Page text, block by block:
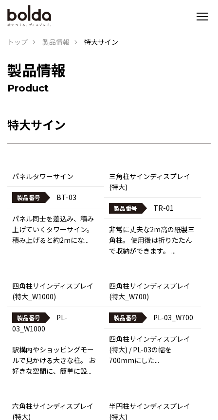
トップ 製品情報 特大サイン
製品情報
Product
特大サイン
パネルタワーサイン
製品番号 BT-03
パネル同士を差込み、積み
上げていくタワーサイン。
積み上げると約2mにな...
三角柱サインディスプレイ
(特大)
製品番号 TR-01
非常に丈夫な2m高の紙製三
角柱。 使用後は折りたたん
で収納ができます。 ...
四角柱サインディスプレイ
(特大_W1000)
製品番号
PL-
03_W1000
駅構内やショッピングモー
ルで見かける大きな柱。 お
好きな空間に、簡単に設...
四角柱サインディスプレイ
(特大_W700)
製品番号 PL-03_W700
四角柱サインディスプレイ
(特大) / PL-03の幅を
700mmにした...
六角柱サインディスプレイ
(特大)
半円柱サインディスプレイ
(特大)